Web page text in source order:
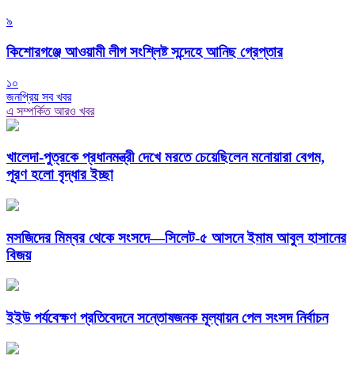
৯
কিশোরগঞ্জে আওয়ামী লীগ সংশ্লিষ্ট সন্দেহে আনিছ গ্রেপ্তার
১০
জনপ্রিয় সব খবর
এ সম্পর্কিত আরও খবর
খালেদা-পুত্রকে প্রধানমন্ত্রী দেখে মরতে চেয়েছিলেন মনোয়ারা বেগম,
পূরণ হলো বৃদ্ধার ইচ্ছা
মসজিদের মিম্বর থেকে সংসদে—সিলেট-৫ আসনে ইমাম আবুল হাসানের
বিজয়
ইইউ পর্যবেক্ষণ প্রতিবেদনে সন্তোষজনক মূল্যায়ন পেল সংসদ নির্বাচন